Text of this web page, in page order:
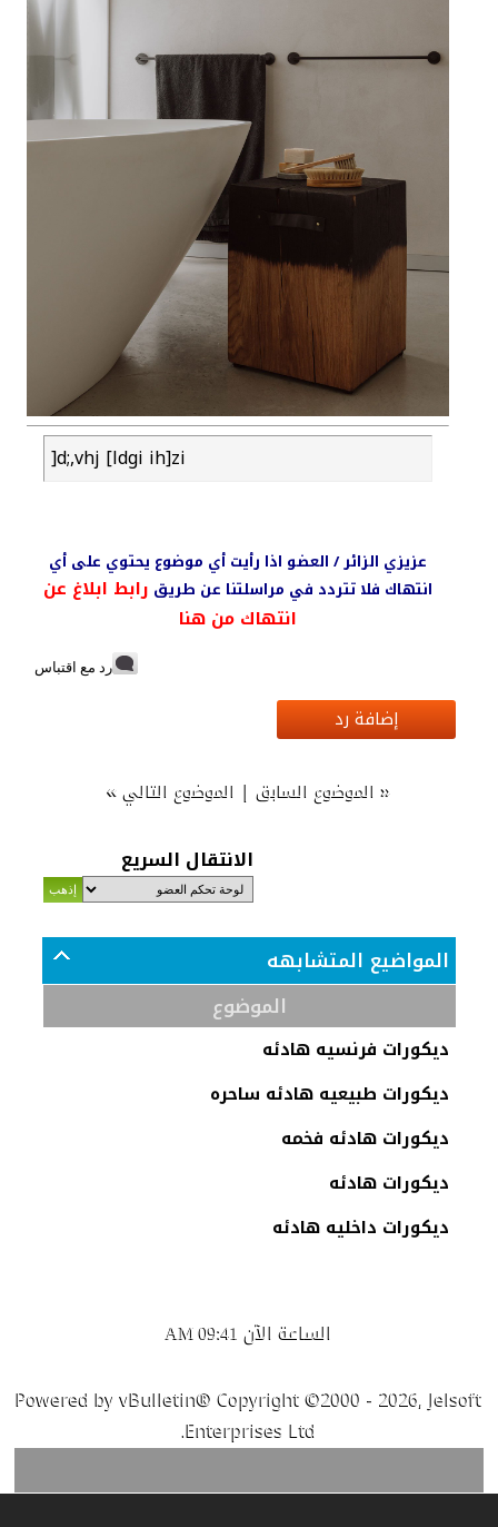
]d;,vhj [ldgi ih]zi
عزيزي الزائر / العضو اذا رأيت أي موضوع يحتوي على أي
انتهاك فلا تتردد في مراسلتنا عن طريق رابط ابلاغ عن
انتهاك من هنا
رد مع اقتباس
إضافة رد
« الموضوع السابق| الموضوع التالي»
الانتقال السريع
المواضيع المتشابهه
الموضوع
ديكورات فرنسيه هادئه
ديكورات طبيعيه هادئه ساحره
ديكورات هادئه فخمه
ديكورات هادئه
ديكورات داخليه هادئه
الساعة الآن 09:41 AM
Powered by vBulletin® Copyright ©2000 - 2026, Jelsoft
Enterprises Ltd.